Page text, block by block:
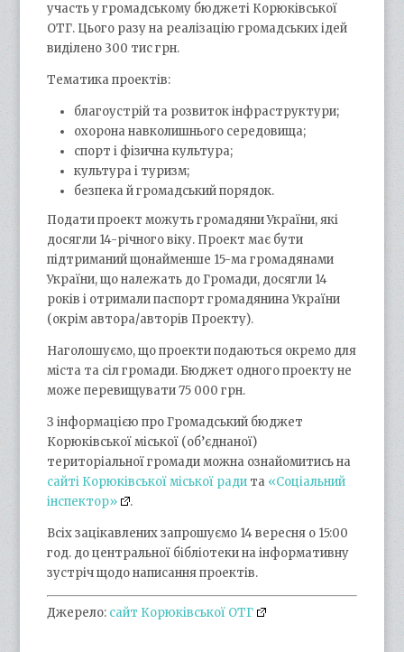
участь у громадському бюджеті Корюківської
ОТГ. Цього разу на реалізацію громадських ідей
виділено 300 тис грн.
Тематика проектів:
благоустрій та розвиток інфраструктури;
охорона навколишнього середовища;
спорт і фізична культура;
культура і туризм;
безпека й громадський порядок.
Подати проект можуть громадяни України, які
досягли 14-річного віку. Проект має бути
підтриманий щонайменше 15-ма громадянами
України, що належать до Громади, досягли 14
років і отримали паспорт громадянина України
(окрім автора/авторів Проекту).
Наголошуємо, що проекти подаються окремо для
міста та сіл громади. Бюджет одного проекту не
може перевищувати 75 000 грн.
З інформацією про Громадський бюджет
Корюківської міської (об’єднаної)
територіальної громади можна ознайомитись на
сайті Корюківської міської ради та «Соціальний
інспектор»
.
Всіх зацікавлених запрошуємо 14 вересня о 15:00
год. до центральної бібліотеки на інформативну
зустріч щодо написання проектів.
Джерело: сайт Корюківської ОТГ